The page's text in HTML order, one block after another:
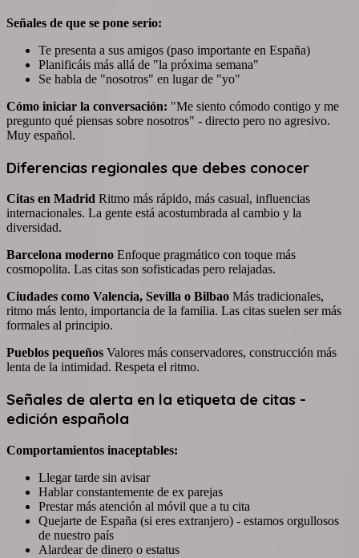
Señales de que se pone serio:
Te presenta a sus amigos (paso importante en España)
Planificáis más allá de "la próxima semana"
Se habla de "nosotros" en lugar de "yo"
Cómo iniciar la conversación: "Me siento cómodo contigo y me
pregunto qué piensas sobre nosotros" - directo pero no agresivo.
Muy español.
Diferencias regionales que debes conocer
Citas en Madrid Ritmo más rápido, más casual, influencias
internacionales. La gente está acostumbrada al cambio y la
diversidad.
Barcelona moderno Enfoque pragmático con toque más
cosmopolita. Las citas son sofisticadas pero relajadas.
Ciudades como Valencia, Sevilla o Bilbao Más tradicionales,
ritmo más lento, importancia de la familia. Las citas suelen ser más
formales al principio.
Pueblos pequeños Valores más conservadores, construcción más
lenta de la intimidad. Respeta el ritmo.
Señales de alerta en la etiqueta de citas -
edición española
Comportamientos inaceptables:
Llegar tarde sin avisar
Hablar constantemente de ex parejas
Prestar más atención al móvil que a tu cita
Quejarte de España (si eres extranjero) - estamos orgullosos
de nuestro país
Alardear de dinero o estatus